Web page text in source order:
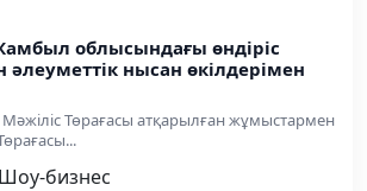
облысындағы өндіріс
нысан өкілдерімен
Төрағасы атқарылған жұмыстармен
Шоу-бизнес